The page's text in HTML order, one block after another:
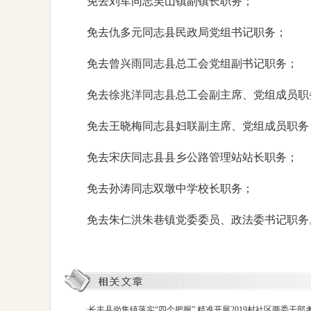
免去仇多元同志县民政局党组书记职务；
免去曾兴雨同志县总工会党组副书记职务；
免去徐兆洋同志县总工会副主席、党组成员职
免去王晓梅同志县妇联副主席、党组成员职务
免去宋庆同志县县乡公路管理站站长职务；
免去孙涛同志双墩中学校长职务；
免去朱仁洪朱巷镇党委委员、政法委书记职务